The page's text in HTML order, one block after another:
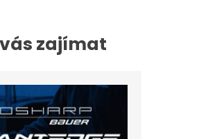
zajímat